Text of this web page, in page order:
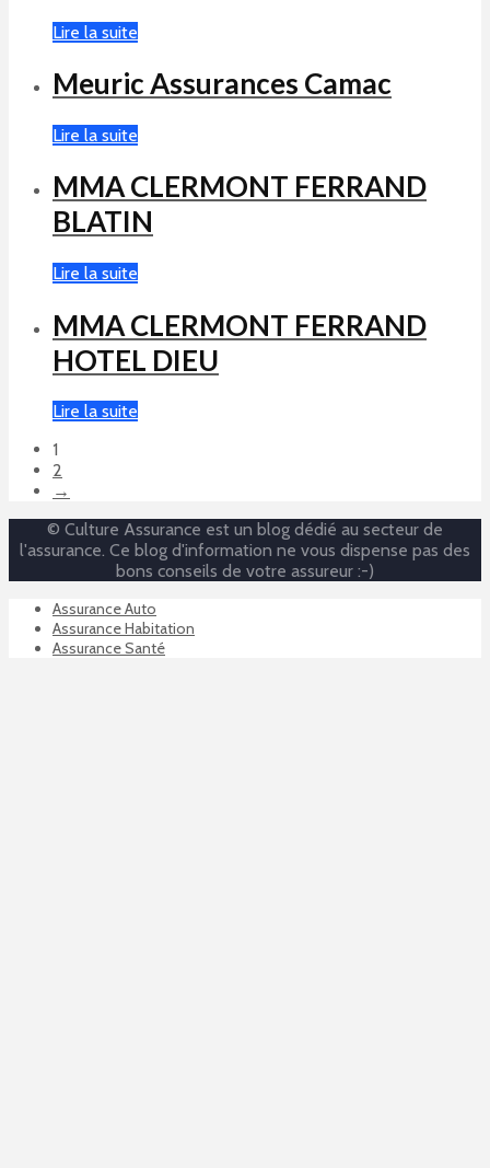
Lire la suite
Meuric Assurances Camac
Lire la suite
MMA CLERMONT FERRAND
BLATIN
Lire la suite
MMA CLERMONT FERRAND
HOTEL DIEU
Lire la suite
1
2
→
© Culture Assurance est un blog dédié au secteur de
l'assurance. Ce blog d'information ne vous dispense pas des
bons conseils de votre assureur :-)
Assurance Auto
Assurance Habitation
Assurance Santé